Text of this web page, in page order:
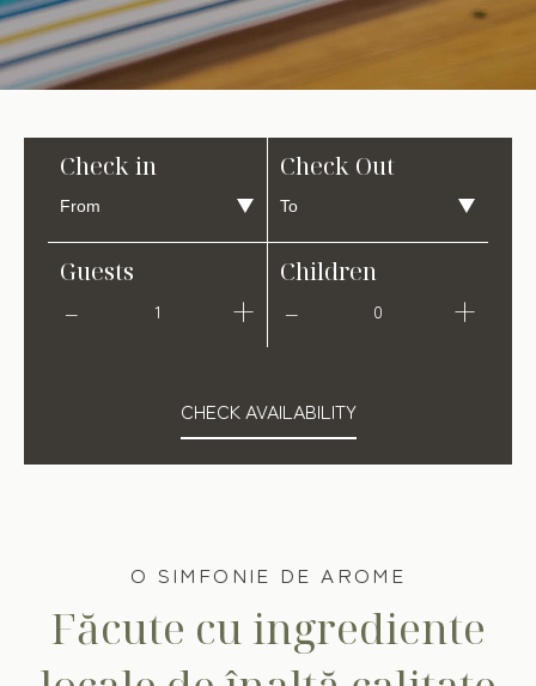
Check in Check Out
Guests
1
Children
0
CHECK AVAILABILITY
O SIMFONIE DE AROME
Făcute cu ingrediente